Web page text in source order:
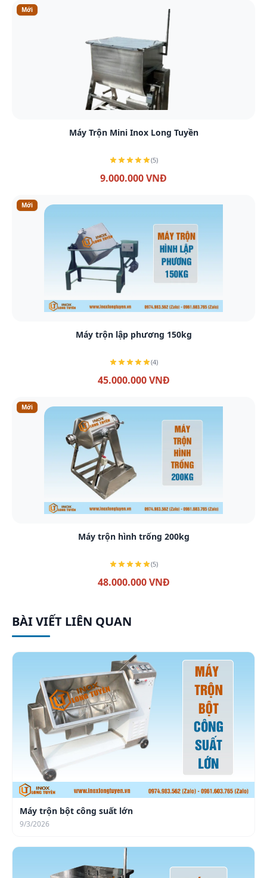
Mới
Xem chi tiết
Máy Trộn Mini Inox Long Tuyền
(5)
9.000.000 VNĐ
Mới
Xem chi tiết
Máy trộn lập phương 150kg
(4)
45.000.000 VNĐ
Mới
Xem chi tiết
Máy trộn hình trống 200kg
(5)
48.000.000 VNĐ
BÀI VIẾT LIÊN QUAN
Máy trộn bột công suất lớn
9/3/2026